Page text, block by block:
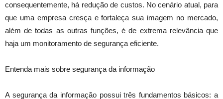
consequentemente, há redução de custos. No cenário atual, para
que uma empresa cresça e fortaleça sua imagem no mercado,
além de todas as outras funções, é de extrema relevância que
haja um monitoramento de segurança eficiente.
Entenda mais sobre segurança da informação
A segurança da informação possui três fundamentos básicos: a